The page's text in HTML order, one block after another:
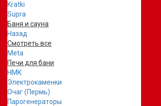
Kratki
Supra
Баня и сауна
Назад
Смотреть все
Meta
Печи для бани
НМК
Электрокаменки
Очаг (Пермь)
Парогенераторы